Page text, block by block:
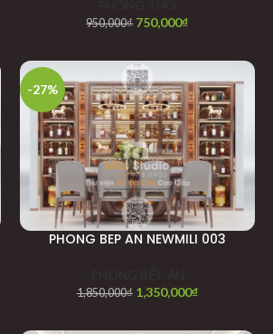
950,000₫ 750,000₫
-27%
PHONG BEP AN NEWMILI 003
1,850,000₫ 1,350,000₫